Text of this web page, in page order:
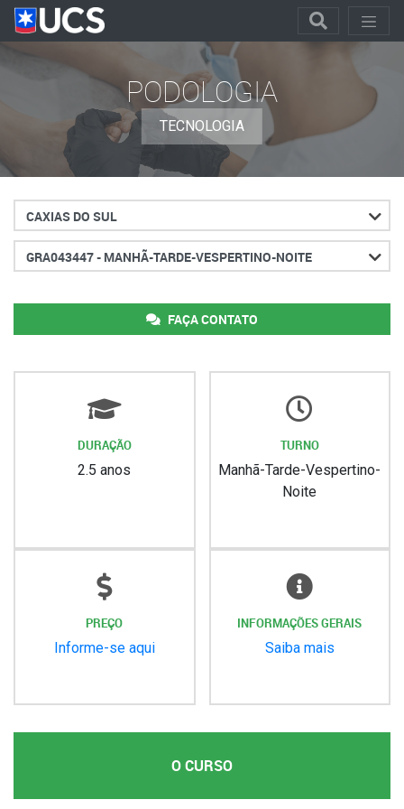
PODOLOGIA
TECNOLOGIA
Cidade
Turno
FAÇA CONTATO
DURAÇÃO
2.5 anos
TURNO
Manhã-Tarde-Vespertino-
Noite
PREÇO
Informe-se aqui
INFORMAÇÕES GERAIS
Saiba mais
O CURSO